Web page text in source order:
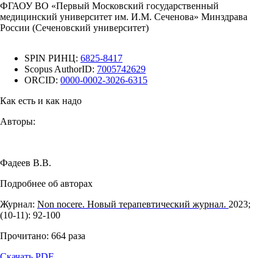
ФГАОУ ВО «Первый Московский государственный
медицинский университет им. И.М. Сеченова» Минздрава
России (Сеченовский университет)
SPIN РИНЦ: 6825-8417
Scopus AuthorID: 7005742629
ORCID: 0000-0002-3026-6315
Как есть и как надо
Авторы:
Фадеев В.В.
Подробнее об авторах
Журнал: Non nocere. Новый терапевтический журнал. 2023;
(10‑11): 92‑100
Прочитано: 664 раза